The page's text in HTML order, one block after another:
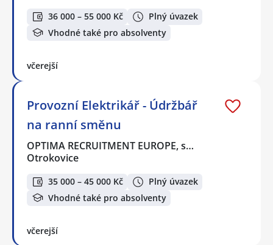
36 000 – 55 000 Kč
Plný úvazek
Vhodné také pro absolventy
včerejší
Provozní Elektrikář - Údržbář
na ranní směnu
OPTIMA RECRUITMENT EUROPE, s…
Otrokovice
35 000 – 45 000 Kč
Plný úvazek
Vhodné také pro absolventy
včerejší